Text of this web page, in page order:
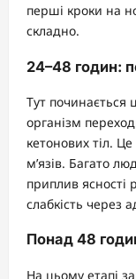
перші кроки на
складно.
24–48 годин:
Тут починається
організм
кетонових тіл.
м’язів. Багато
приплив ясності
слабкість через
Понад 48
На цьому етапі